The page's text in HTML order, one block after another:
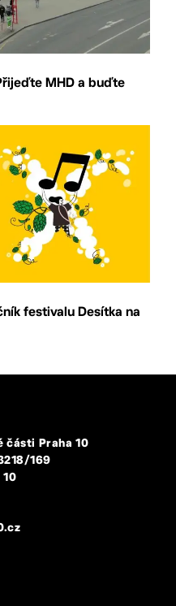
MHD a buďte
festivalu Desítka na
části Praha 10
169
10